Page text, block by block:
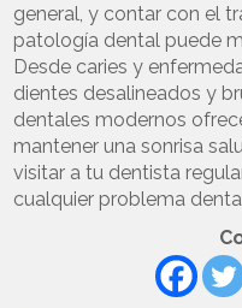
general, y contar con el
patología dental puede
Desde caries y
dientes desalineados y
dentales modernos
mantener una sonrisa
visitar a tu dentista
cualquier problema